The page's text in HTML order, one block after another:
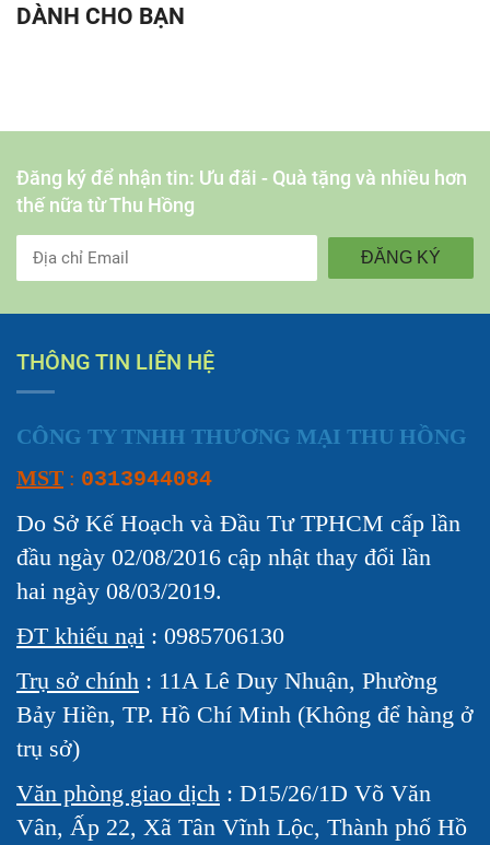
DÀNH CHO BẠN
Đăng ký để nhận tin: Ưu đãi - Quà tặng và nhiều hơn
thế nữa từ Thu Hồng
ĐĂNG KÝ
THÔNG TIN LIÊN HỆ
CÔNG TY TNHH THƯƠNG MẠI THU HỒNG
MST : 0313944084
Do Sở Kế Hoạch và Đầu Tư TPHCM cấp lần
đầu ngày 02/08/2016 cập nhật thay đổi lần
hai ngày 08/03/2019.
ĐT khiếu nại : 0985706130
Trụ sở chính : 11A Lê Duy Nhuận, Phường
Bảy Hiền, TP. Hồ Chí Minh (Không để hàng ở
trụ sở)
Văn phòng giao dịch : D15/26/1D Võ Văn
Vân, Ấp 22, Xã Tân Vĩnh Lộc, Thành phố Hồ